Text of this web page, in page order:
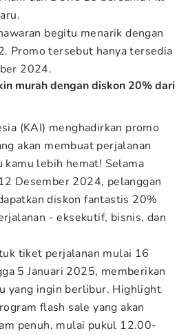
begitu menarik dengan
Promo tersebut hanya tersedia
2024.
murah dengan diskon 20% dari
(KAI) menghadirkan promo
akan membuat perjalanan
kamu lebih hemat! Selama
Desember 2024, pelanggan
diskon fantastis 20%
- eksekutif, bisnis, dan
tiket perjalanan mulai 16
5 Januari 2025, memberikan
yang ingin berlibur. Highlight
flash sale yang akan
penuh, mulai pukul 12.00-